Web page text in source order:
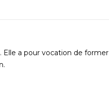
Elle a pour vocation de former